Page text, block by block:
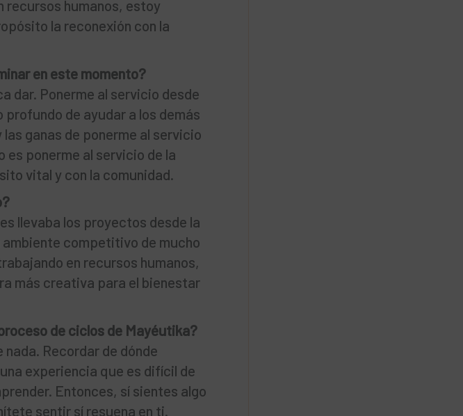
recursos humanos, estoy
la reconexión con la
en este momento?
dar. Ponerme al servicio desde
de ayudar a los demás
ganas de ponerme al servicio
es ponerme al servicio de la
vital y con la comunidad.
llevaba los proyectos desde la
competitivo de mucho
en recursos humanos,
más creativa para el bienestar
de ciclos de Mayéutika?
Recordar de dónde
experiencia que es difícil de
Entonces, sí sientes algo
sentir sí resuena en ti.